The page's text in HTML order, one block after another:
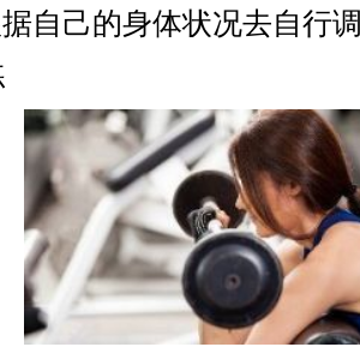
自己的身体状况去自行